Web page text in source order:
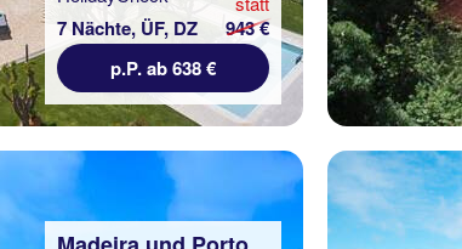
7 Nächte, ÜF, DZ
943 €
p.P. ab 638 €